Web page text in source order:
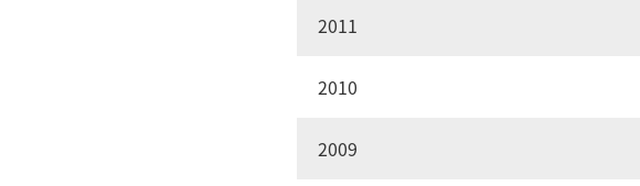
2011
2010
2009